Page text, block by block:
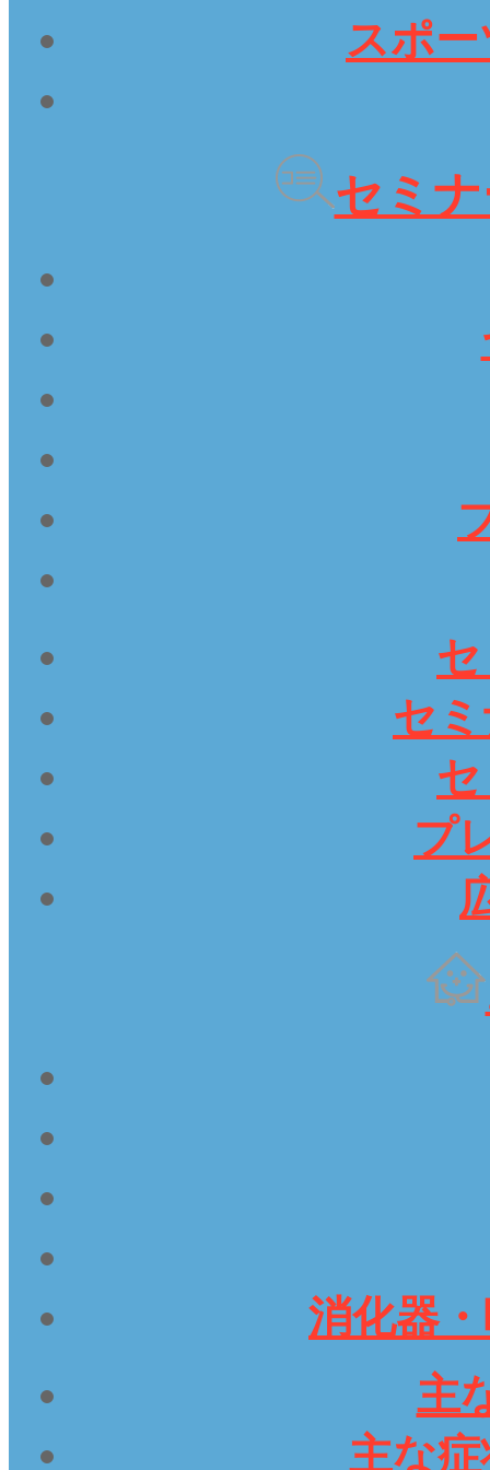
スポ
セミ
セ
プ
消化器
主
主な